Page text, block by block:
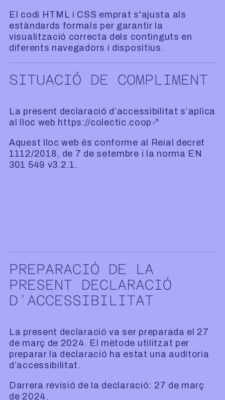
El codi HTML i CSS emprat s'ajusta als
estàndards formals per garantir la
visualització correcta dels continguts en
diferents navegadors i dispositius.
SITUACIÓ DE COMPLIMENT
La present declaració d’accessibilitat s’aplica
al lloc web https://colectic.coop
Aquest lloc web és conforme al Reial decret
1112/2018, de 7 de setembre i la norma EN
301 549 v3.2.1.
PREPARACIÓ DE LA
PRESENT DECLARACIÓ
D’ACCESSIBILITAT
La present declaració va ser preparada el 27
de març de 2024. El mètode utilitzat per
preparar la declaració ha estat una auditoria
d’accessibilitat.
Darrera revisió de la declaració: 27 de març
de 2024.